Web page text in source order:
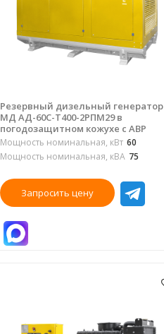
Резервный дизельный генератор
МД АД-60С-Т400-2РПМ29 в
погодозащитном кожухе с АВР
Мощность номинальная, кВт 60
Мощность номинальная, кВА 75
Запросить цену